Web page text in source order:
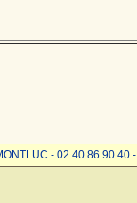
- 02 40 86 90 40 -